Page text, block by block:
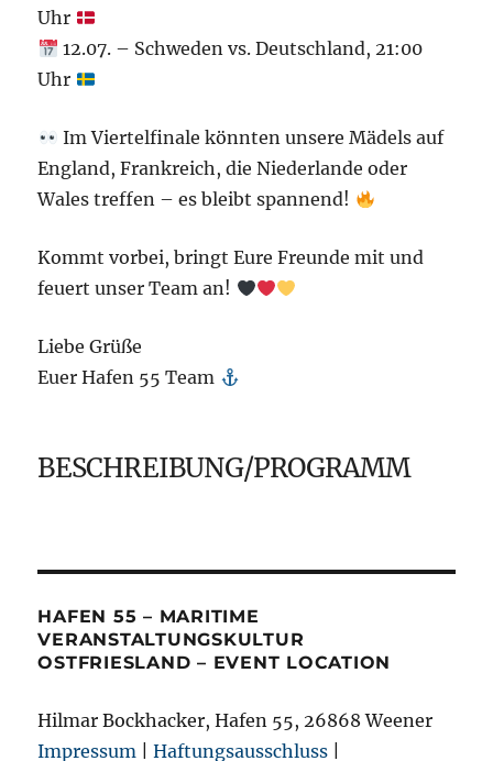
Uhr
12.07. – Schweden vs. Deutschland, 21:00
Uhr
Im Viertelfinale könnten unsere Mädels auf
England, Frankreich, die Niederlande oder
Wales treffen – es bleibt spannend!
Kommt vorbei, bringt Eure Freunde mit und
feuert unser Team an!
Liebe Grüße
Euer Hafen 55 Team
BESCHREIBUNG/PROGRAMM
HAFEN 55 – MARITIME
VERANSTALTUNGSKULTUR
OSTFRIESLAND – EVENT LOCATION
Hilmar Bockhacker, Hafen 55, 26868 Weener
Impressum |Haftungsausschluss